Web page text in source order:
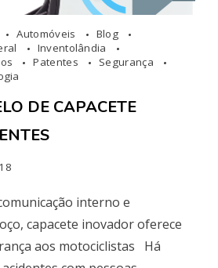
Automóveis
Blog
Inventolândia
Patentes
Segurança
DE CAPACETE
interno e
capacete inovador oferece
aos motociclistas Há